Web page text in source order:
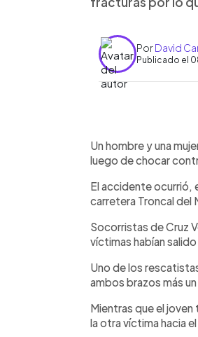
PorDavid
Publicado el
Un hombre y una
luego de chocar
El accidente ocurrió,
carretera Troncal del
Socorristas de Cruz
víctimas habían
Uno de los
ambos brazos más
Mientras que el
la otra víctima hacia